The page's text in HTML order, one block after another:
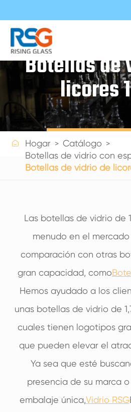
Botellas de
licores
Get a Quote
 Hogar
Catálogo
Botellas de vidrio con
Botellas de vidrio de
Las botellas de vidrio de
menudo en el
comparación con otras
gran capacidad, como
Hemos ayudado a los
unas botellas de vidrio de
cuales tienen logotipos
que pueden elevar el
Ya sea que esté
presencia de su marca
embalaje única,Vidrio RSG